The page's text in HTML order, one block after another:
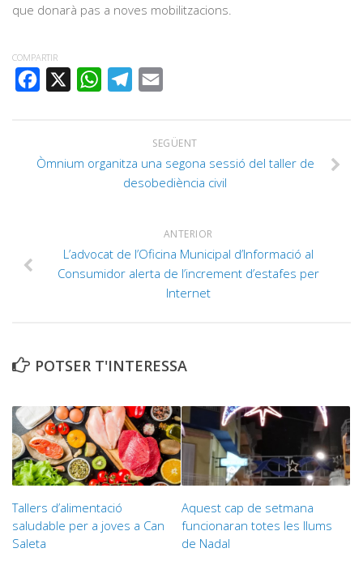
que donarà pas a noves mobilitzacions.
COMPARTIR
FACEBOOK
WHATSAPPTELEGRAM
SEGÜENT
Òmnium organitza una segona sessió del taller de
desobediència civil
ANTERIOR
L’advocat de l’Oficina Municipal d’Informació al
Consumidor alerta de l’increment d’estafes per
Internet
POTSER T'INTERESSA
Tallers d’alimentació
saludable per a joves a Can
Saleta
Aquest cap de setmana
funcionaran totes les llums
de Nadal